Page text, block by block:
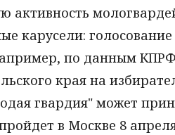
карусели:
по данным
края на
гвардия" может
в Москве 8